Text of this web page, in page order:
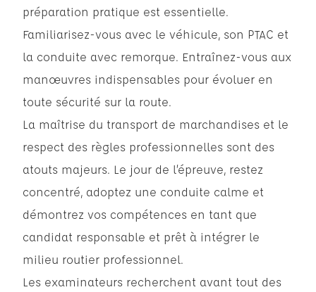
préparation pratique est essentielle.
Familiarisez-vous avec le véhicule, son PTAC et
la conduite avec remorque. Entraînez-vous aux
manœuvres indispensables pour évoluer en
toute sécurité sur la route.
La maîtrise du transport de marchandises et le
respect des règles professionnelles sont des
atouts majeurs. Le jour de l’épreuve, restez
concentré, adoptez une conduite calme et
démontrez vos compétences en tant que
candidat responsable et prêt à intégrer le
milieu routier professionnel.
Les examinateurs recherchent avant tout des